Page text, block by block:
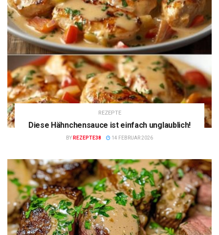
REZEPTE
Diese Hähnchensauce ist einfach unglaublich!
BY REZEPTE38 14 FEBRUAR 2026